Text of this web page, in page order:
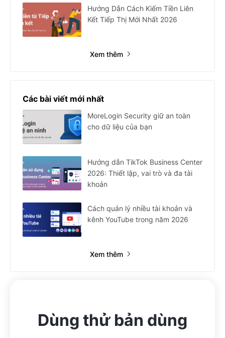
Hướng Dẫn Cách Kiếm Tiền Liên
Kết Tiếp Thị Mới Nhất 2026
Xem thêm
Các bài viết mới nhất
MoreLogin Security giữ an toàn
cho dữ liệu của bạn
Hướng dẫn TikTok Business Center
2026: Thiết lập, vai trò và đa tài
khoản
Cách quản lý nhiều tài khoản và
kênh YouTube trong năm 2026
Xem thêm
Dùng thử bản dùng